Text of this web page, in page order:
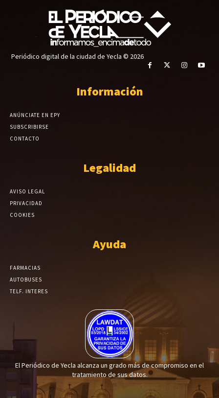
Periódico digital de la ciudad de Yecla © 2026
Información
ANÚNCIATE EN EPY
SUBSCRIBIRSE
CONTACTO
Legalidad
AVISO LEGAL
PRIVACIDAD
COOKIES
Ayuda
FARMACIAS
AUTOBUSES
TELF. INTERES
El Periódico de Yecla alcanza un grado más de compromiso en el
tratamiento de sus datos.